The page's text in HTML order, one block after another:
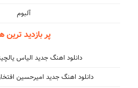
آلبوم
پر بازدید ترین
دانلود اهنگ جدید الیاس
دانلود اهنگ جدید امیرحسین